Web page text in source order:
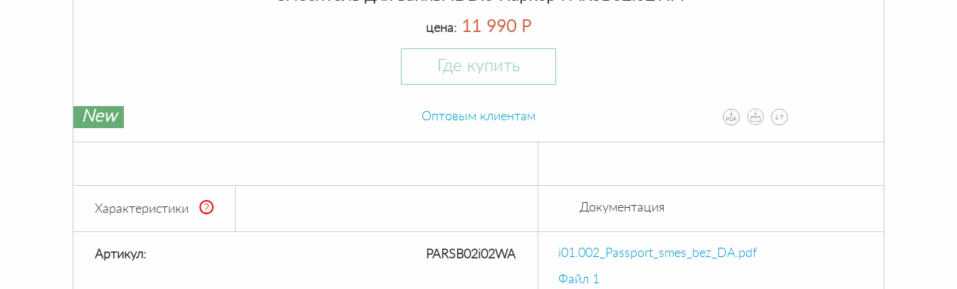
цена: 11 990 Р
Где купить
New Оптовым клиентам
Характеристики ?
Артикул: PARSB02i02WA
Документация
i01.002_Passport_smes_bez_DA.pdf
Файл 1